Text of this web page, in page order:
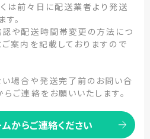
は前々日に配送業者より発送
。
や配送時間帯変更の方法につ
ご案内を記載しておりますので
場合や発送完了前のお問い合
ご連絡をお願いいたします。
からご連絡ください